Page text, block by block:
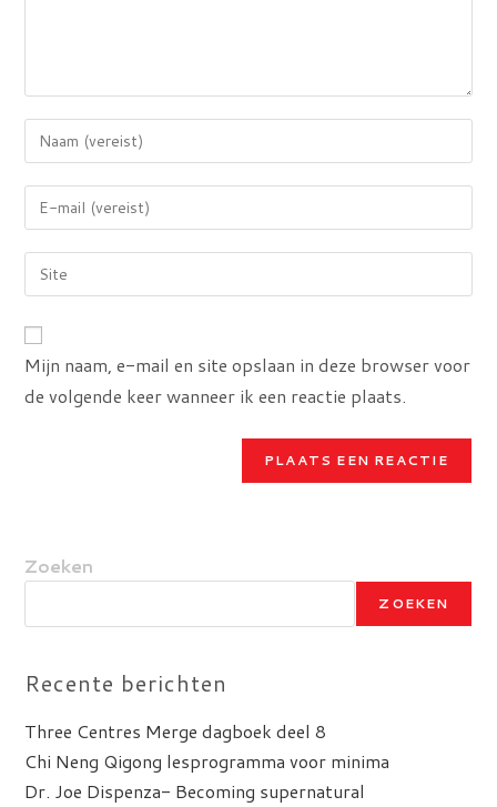
Voer
je
naam
om
te
Voer
je
e-
mail
te
kunnen
Voer
je
URL
in
(optioneel)
Mijn naam, e-mail en site opslaan in deze browser voor
de volgende keer wanneer ik een reactie plaats.
Zoeken
ZOEKEN
Recente berichten
Three Centres Merge dagboek deel 8
Chi Neng Qigong lesprogramma voor minima
Dr. Joe Dispenza- Becoming supernatural